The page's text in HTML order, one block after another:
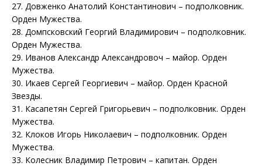
27. Довженко Анатолий Константинович – подполковник.
Орден Мужества.
28. Домпсковский Георгий Владимирович – подполковник.
Орден Мужества.
29. Иванов Александр Александровоч – майор. Орден
Мужества.
30. Икаев Сергей Георгиевич – майор. Орден Красной
Звезды.
31. Касапетян Сергей Григорьевич – подполковник. Орден
Мужества.
32. Клоков Игорь Николаевич – подполковник. Орден
Мужества.
33. Колесник Владимир Петрович – капитан. Орден